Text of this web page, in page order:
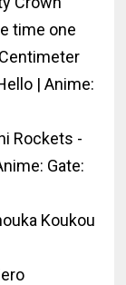
time one
| Anime:
Rockets -
Gate:
Koukou